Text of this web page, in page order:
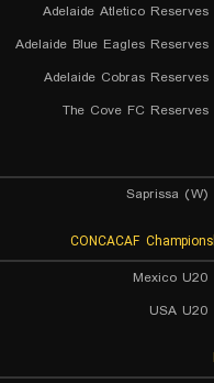
Adelaide Atletico Reserves
Adelaide Blue Eagles Reserves
Adelaide Cobras Reserves
The Cove FC Reserves
Saprissa (W)
Mexico U20
USA U20